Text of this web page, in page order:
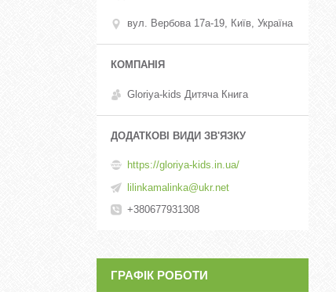
вул. Вербова 17а-19, Київ, Україна
Gloriya-kids Дитяча Книга
https://gloriya-kids.in.ua/
lilinkamalinka@ukr.net
+380677931308
ГРАФІК РОБОТИ